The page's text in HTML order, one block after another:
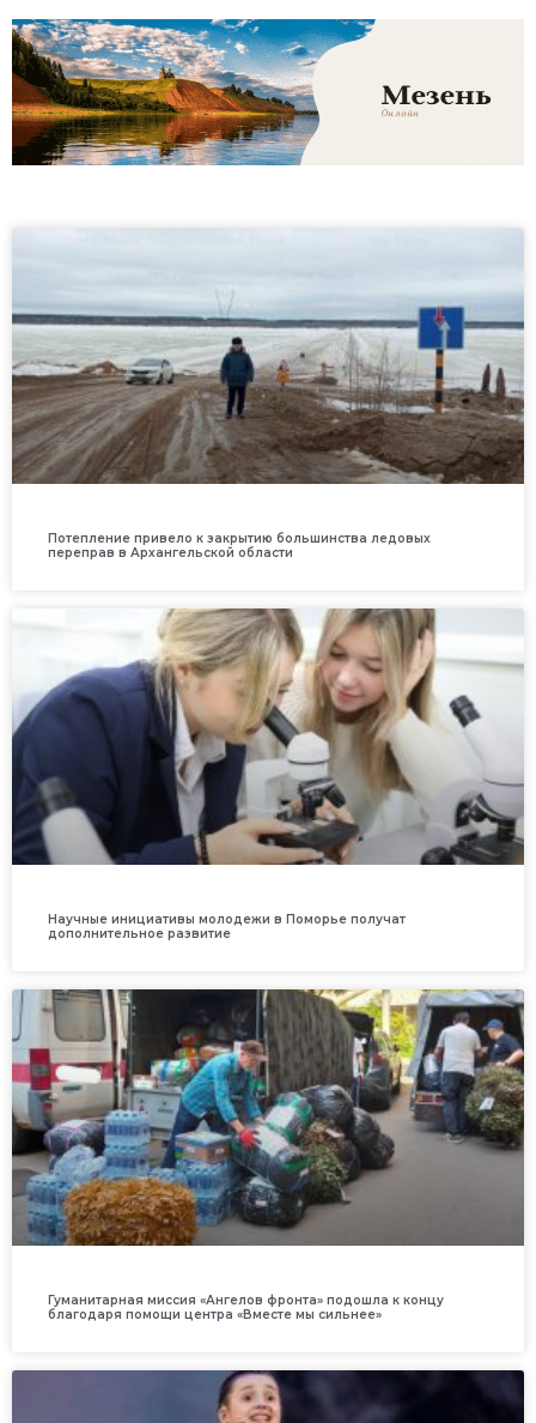
Потепление привело к закрытию большинства ледовых
переправ в Архангельской области
Научные инициативы молодежи в Поморье получат
дополнительное развитие
Гуманитарная миссия «Ангелов фронта» подошла к концу
благодаря помощи центра «Вместе мы сильнее»